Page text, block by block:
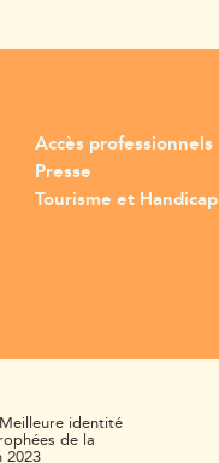
Accès professionnels
Presse
Tourisme et Handicap
identité
de la
2023